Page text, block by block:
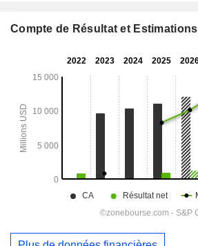
Compte de Résultat et Estimations